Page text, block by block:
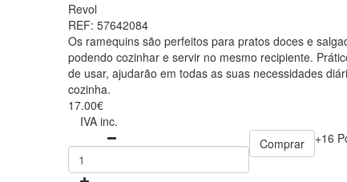
Revol
REF: 57642084
Os ramequins são perfeitos para pratos doces e
podendo cozinhar e servir no mesmo recipiente.
de usar, ajudarão em todas as suas necessidades
cozinha.
17.00€
IVA inc.
Comprar
+16